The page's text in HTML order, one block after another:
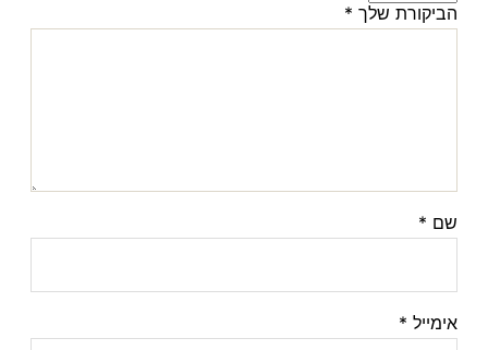
הביקורת שלך *
שם *
אימייל *